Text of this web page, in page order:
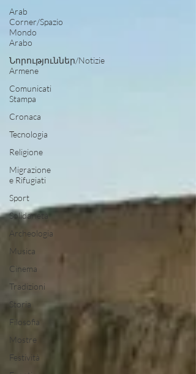
Arab
Corner/Spazio
Mondo
Arabo
Նորություններ/Notizie
Armene
Comunicati
Stampa
Cronaca
Tecnologia
Religione
Migrazione
e Rifugiati
Sport
Solidarietà
Archeologia
Musica
Cinema
Tradizioni
Storia
Filosofia
Mostre
Festività